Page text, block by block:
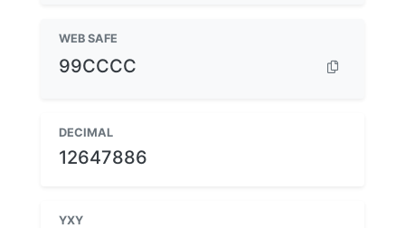
WEB SAFE
99CCCC
DECIMAL
12647886
YXY